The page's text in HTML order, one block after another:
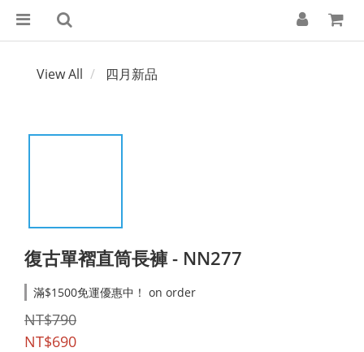
View All 四月新品
復古單褶直筒長褲 - NN277
滿$1500免運優惠中！ on order
NT$790
NT$690